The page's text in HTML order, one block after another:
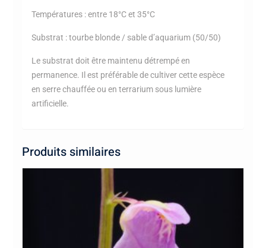
Températures : entre 18°C et 35°C
Substrat : tourbe blonde / sable d’aquarium (50/50)
Le substrat doit être maintenu détrempé en
permanence. Il est préférable de cultiver cette espèce
en serre chauffée ou en terrarium sous lumière
artificielle.
Produits similaires